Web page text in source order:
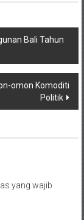
Bali Tahun
omon Komoditi
Politik
yang wajib